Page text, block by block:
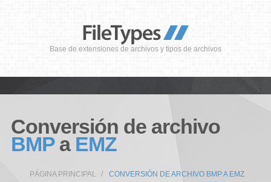
Base de extensiones de archivos y tipos de archivos
Conversión de archivo
BMPa EMZ
PÁGINA PRINCIPAL CONVERSIÓN DE ARCHIVO BMP A EMZ